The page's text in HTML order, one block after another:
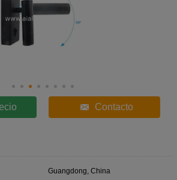
Contacto
Guangdong, China